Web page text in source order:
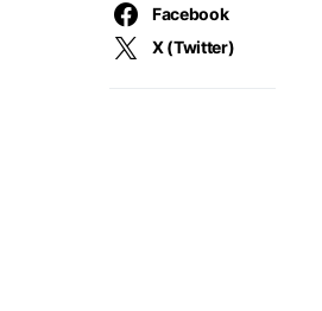
Facebook
X (Twitter)